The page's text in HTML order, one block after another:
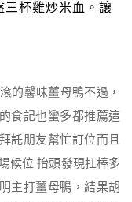
三杯雞炒米血。讓
的馨味薑母鴨不過，
食記也蠻多都推薦這
託朋友幫忙訂位而且
候位 抬頭發現扛棒多
主打薑母鴨，結果胡